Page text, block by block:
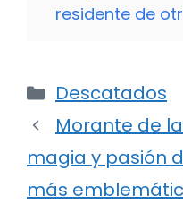
residente de
Categorías
Descatados
Morante de
magia y pasión
más